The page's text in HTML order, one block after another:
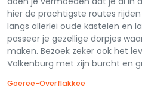
hier de prachtigste routes
langs allerlei oude kastelen en
passeer je gezellige dorpjes
maken. Bezoek zeker ook het
Valkenburg met zijn burcht en
Goeree-Overflakkee